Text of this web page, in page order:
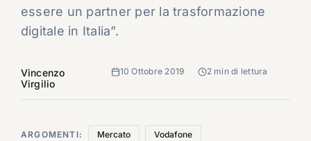
essere un partner per la trasformazione
digitale in Italia”.
Vincenzo
Virgilio
10 Ottobre 2019 2 min di lettura
ARGOMENTI: Mercato Vodafone